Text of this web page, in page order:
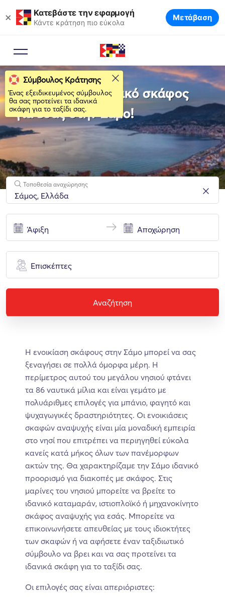
× Κατεβάστε την εφαρμογή
Κάντε κράτηση πιο εύκολα Μετάβαση
Νοικιάστε το ιδανικό σκάφος
για εσάς στην Σάμο!
Τοποθεσία αναχώρησης
Επισκέπτες
Αναζήτηση
Η ενοικίαση σκάφους στην Σάμο μπορεί να σας
ξεναγήσει σε πολλά όμορφα μέρη. Η
περίμετρος αυτού του μεγάλου νησιού φτάνει
τα 86 ναυτικά μίλια και είναι γεμάτο με
πολυάριθμες επιλογές για μπάνιο, φαγητό και
ψυχαγωγικές δραστηριότητες. Οι ενοικιάσεις
σκαφών αναψυχής είναι μία μοναδική εμπειρία
στο νησί που επιτρέπει να περιηγηθεί εύκολα
κανείς κατά μήκος όλων των πανέμορφων
ακτών της. Θα χαρακτηρίζαμε την Σάμο ιδανικό
προορισμό για διακοπές με σκάφος. Στις
μαρίνες του νησιού μπορείτε να βρείτε το
ιδανικό καταμαράν, ιστιοπλοϊκό ή μηχανοκίνητο
σκάφος αναψυχής για εσάς. Μπορείτε να
επικοινωνήσετε απευθείας με τους ιδιοκτήτες
των σκαφών ή να αφήσετε έναν ταξιδιωτικό
σύμβουλο να βρει και να σας προτείνει τα
ιδανικά σκάφη για το ταξίδι σας.
Οι επιλογές σας είναι απεριόριστες:
Σύμβουλος Κράτησης
Ένας εξειδικευμένος σύμβουλος
θα σας προτείνει τα ιδανικά
σκάφη για το ταξίδι σας.